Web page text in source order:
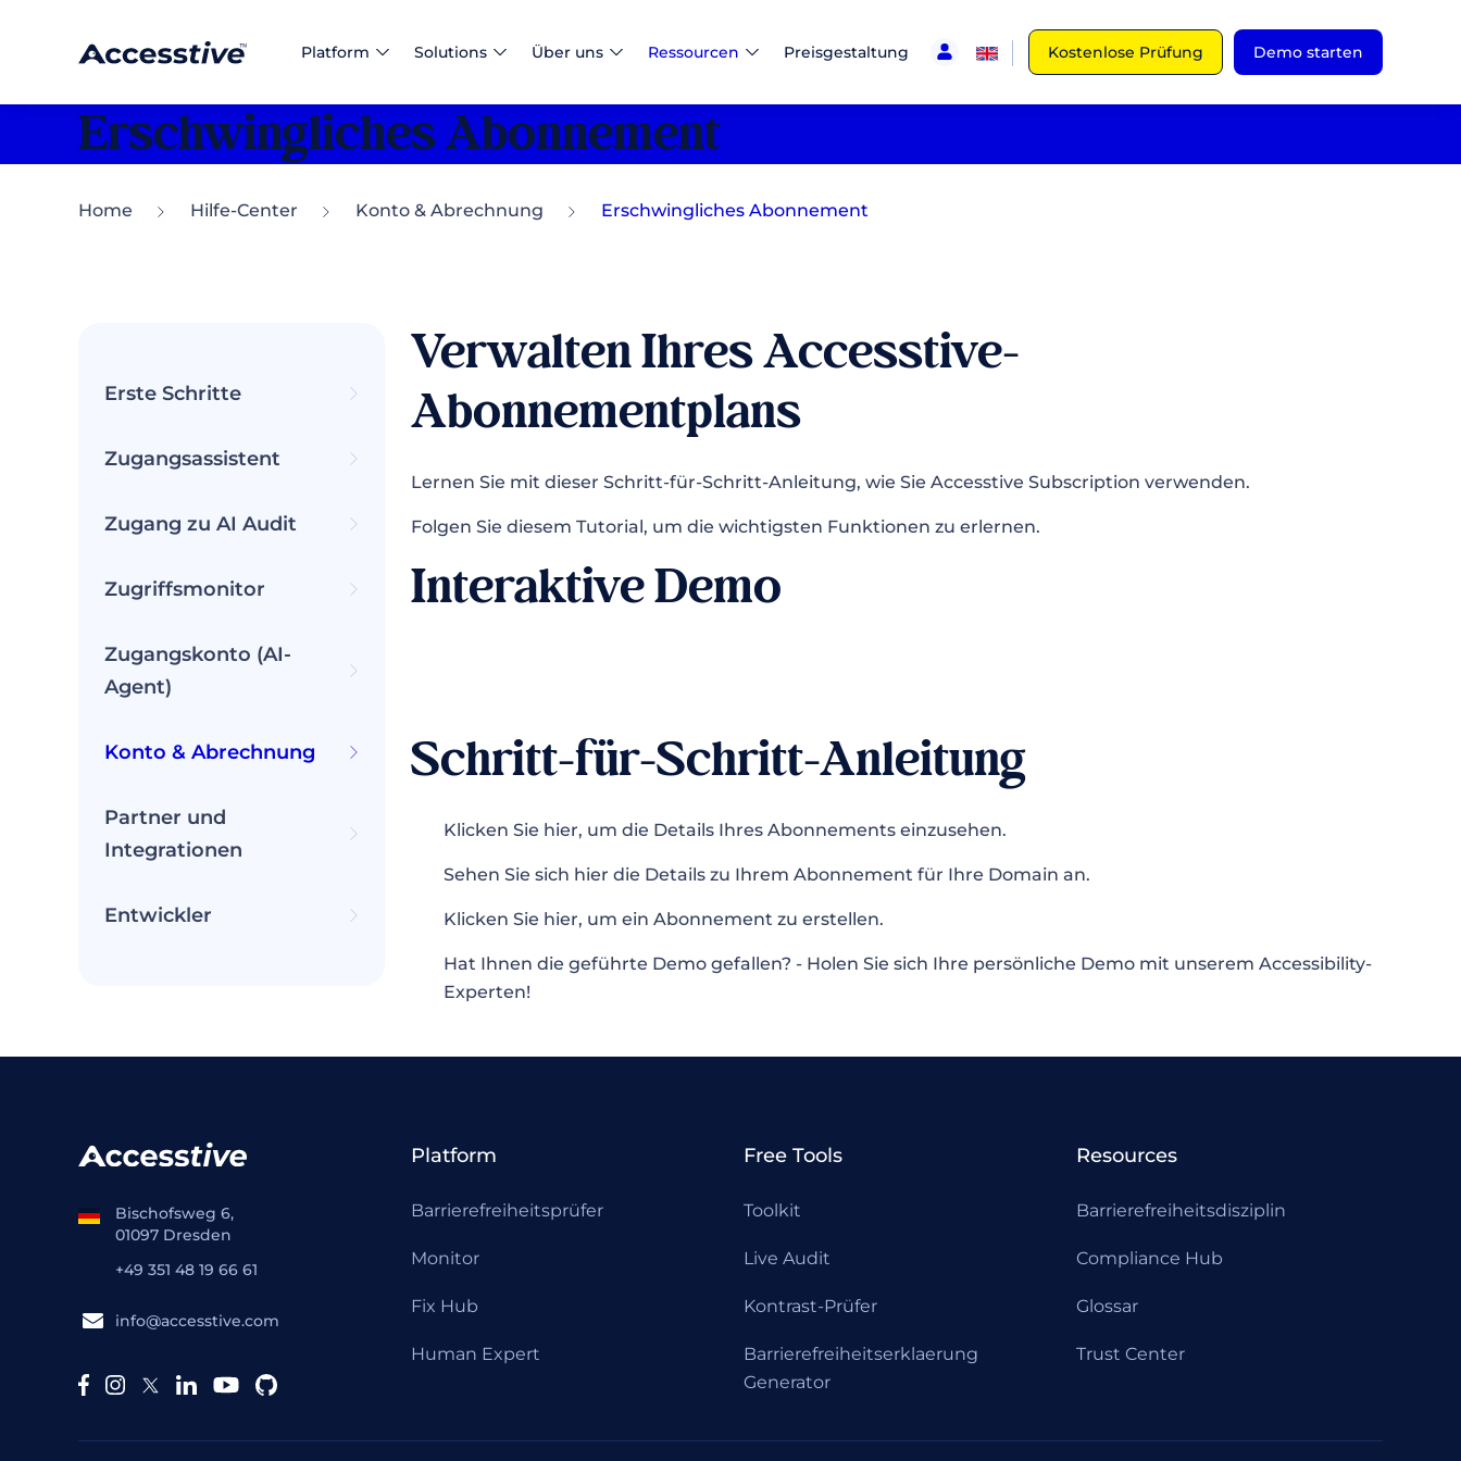
Platform Solutions Über uns Ressourcen Preisgestaltung Kostenlose Prüfung Demo starten
Erschwingliches Abonnement
Home Hilfe-Center Konto & Abrechnung Erschwingliches Abonnement
Erste Schritte
Zugangsassistent
Zugang zu AI Audit
Zugriffsmonitor
Zugangskonto (AI-
Agent)
Konto & Abrechnung
Partner und
Integrationen
Entwickler
Verwalten Ihres Accesstive-
Abonnementplans
Lernen Sie mit dieser Schritt-für-Schritt-Anleitung, wie Sie Accesstive Subscription verwenden.
Folgen Sie diesem Tutorial, um die wichtigsten Funktionen zu erlernen.
Interaktive Demo
Schritt-für-Schritt-Anleitung
Klicken Sie hier, um die Details Ihres Abonnements einzusehen.
Sehen Sie sich hier die Details zu Ihrem Abonnement für Ihre Domain an.
Klicken Sie hier, um ein Abonnement zu erstellen.
Hat Ihnen die geführte Demo gefallen? - Holen Sie sich Ihre persönliche Demo mit unserem Accessibility-
Experten!
Bischofsweg 6,
01097 Dresden
+49 351 48 19 66 61
info@accesstive.com
Platform
Barrierefreiheitsprüfer
Monitor
Fix Hub
Human Expert
Free Tools
Toolkit
Live Audit
Kontrast-Prüfer
Barrierefreiheitserklaerung
Generator
Resources
Barrierefreiheitsdisziplin
Compliance Hub
Glossar
Trust Center